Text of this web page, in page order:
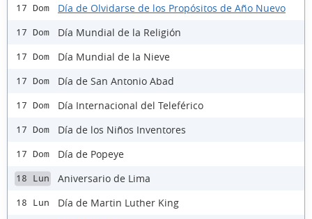
17 Dom Día de Olvidarse de los Propósitos de Año Nuevo
17 Dom Día Mundial de la Religión
17 Dom Día Mundial de la Nieve
17 Dom Día de San Antonio Abad
17 Dom Día Internacional del Teleférico
17 Dom Día de los Niños Inventores
17 Dom Día de Popeye
18 Lun Aniversario de Lima
18 Lun Día de Martin Luther King